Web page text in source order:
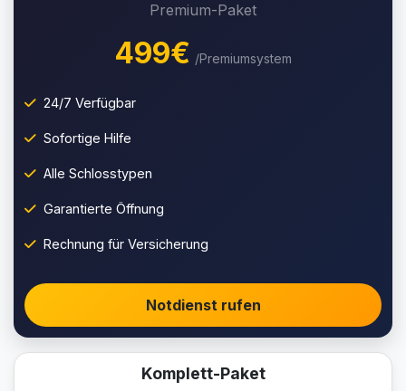
Premium-Paket
499€ /Premiumsystem
24/7 Verfügbar
Sofortige Hilfe
Alle Schlosstypen
Garantierte Öffnung
Rechnung für Versicherung
Notdienst rufen
Komplett-Paket